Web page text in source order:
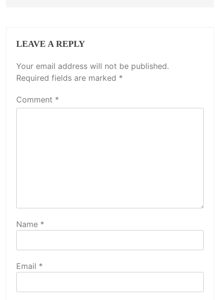
LEAVE A REPLY
Your email address will not be published.
Required fields are marked *
Comment *
Name *
Email *